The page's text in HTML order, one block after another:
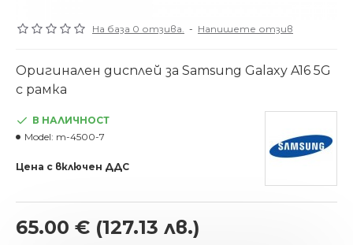
На база 0 отзива. - Напишете отзив
65.00 € (127.13 лв.)
В НАЛИЧНОСТ
Model: m-4500-7
Цена с включен ДДС
Оригинален дисплей за Samsung Galaxy A16 5G
с рамка